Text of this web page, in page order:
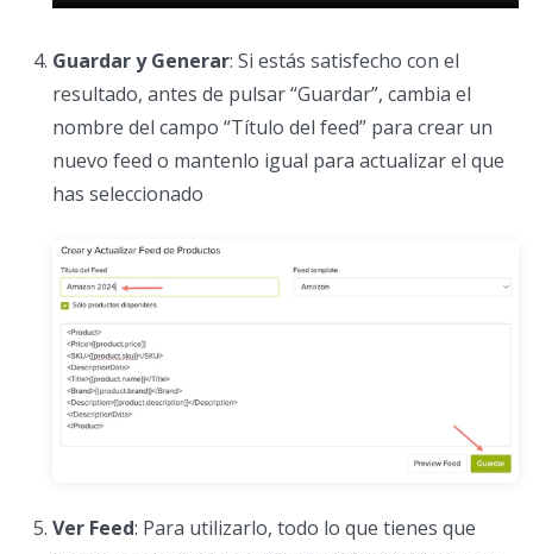
Guardar y Generar: Si estás satisfecho con el
resultado, antes de pulsar “Guardar”, cambia el
nombre del campo “Título del feed” para crear un
nuevo feed o mantenlo igual para actualizar el que
has seleccionado
Ver Feed: Para utilizarlo, todo lo que tienes que